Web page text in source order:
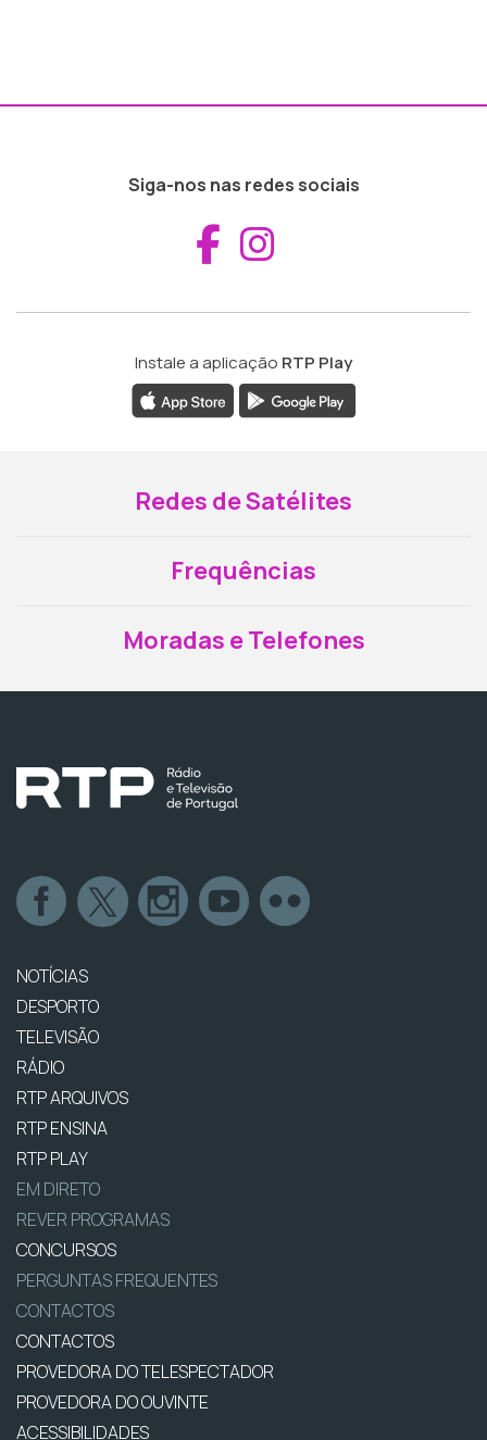
Siga-nos nas redes sociais
Aceder ao
Instale a aplicação RTP Play
Redes de Satélites
Frequências
Moradas e Telefones
NOTÍCIAS
DESPORTO
TELEVISÃO
RÁDIO
RTP ARQUIVOS
RTP ENSINA
RTP PLAY
EM DIRETO
REVER PROGRAMAS
CONCURSOS
PERGUNTAS FREQUENTES
CONTACTOS
CONTACTOS
PROVEDORA DO TELESPECTADOR
PROVEDORA DO OUVINTE
ACESSIBILIDADES